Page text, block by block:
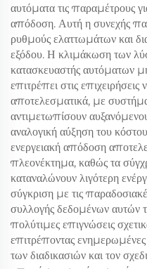
αυτόματα τις παραμέτρους
απόδοση. Αυτή η συνεχής
ρυθμούς ελαττωμάτων και
εξόδου. Η κλιμάκωση των
κατασκευαστής αυτόματων
επιτρέπει στις επιχειρήσεις
αποτελεσματικά, με
αντιμετωπίσουν
αναλογική αύξηση του
ενεργειακή απόδοση
πλεονέκτημα, καθώς τα
καταναλώνουν λιγότερη
σύγκριση με τις
συλλογής δεδομένων αυτών
πολύτιμες επιγνώσεις
επιτρέποντας
των διαδικασιών και τον